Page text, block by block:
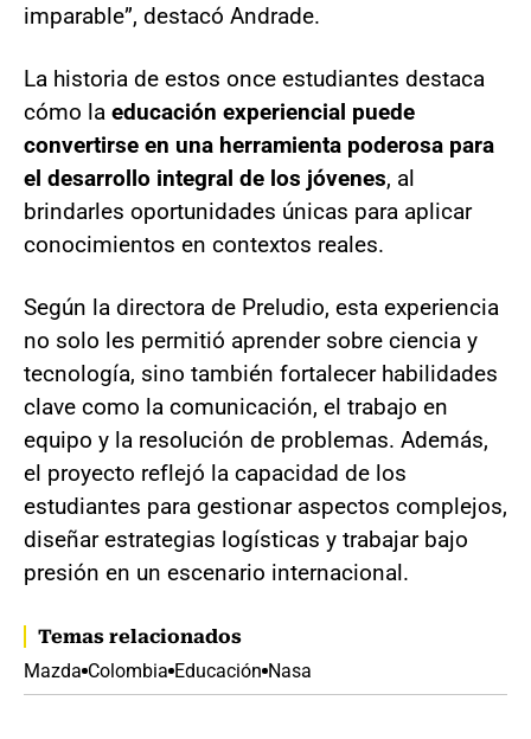
imparable”, destacó Andrade.
La historia de estos once estudiantes destaca
cómo la educación experiencial puede
convertirse en una herramienta poderosa para
el desarrollo integral de los jóvenes, al
brindarles oportunidades únicas para aplicar
conocimientos en contextos reales.
Según la directora de Preludio, esta experiencia
no solo les permitió aprender sobre ciencia y
tecnología, sino también fortalecer habilidades
clave como la comunicación, el trabajo en
equipo y la resolución de problemas. Además,
el proyecto reflejó la capacidad de los
estudiantes para gestionar aspectos complejos,
diseñar estrategias logísticas y trabajar bajo
presión en un escenario internacional.
Temas relacionados
Mazda Colombia Educación Nasa